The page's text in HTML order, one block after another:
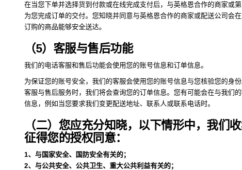
在当您下单并选择货到付款或在线完成支付后，与英格恩合作的商家或
为您完成订单的交付。您知晓并同意与英格恩合作的商家或配送公司会
订购的商品能够安全送达。
（5）客服与售后功能
我们的电话客服和售后功能会使用您的账号信息和订单信息。
为保证您的账号安全，我们的客服会使用您的账号信息与您核验您的身
客服与售后服务时，我们将会查询您的订单信息。您有可能会在与我们
信息，例如当您要求我们变更配送地址、联系人或联系电话时。
（二）您应充分知晓，以下情形中，我们
征得您的授权同意：
1、与国家安全、国防安全有关的；
2、与公共安全、公共卫生、重大公共利益有关的；